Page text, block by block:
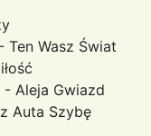
Ten Wasz Świat
- Aleja Gwiazd
Auta Szybę